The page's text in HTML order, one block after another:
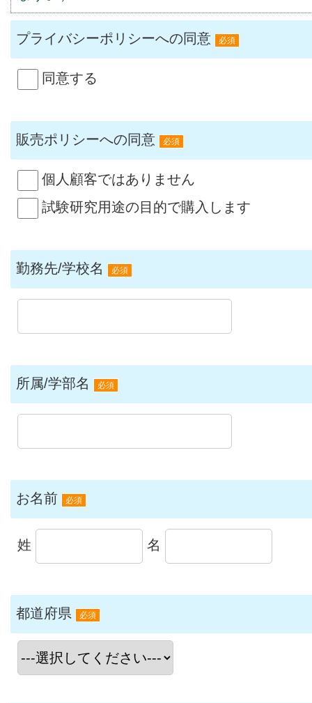
プライバシーポリシーへの同意 必須
同意する
販売ポリシーへの同意 必須
個人顧客ではありません
試験研究用途の目的で購入します
勤務先/学校名 必須
所属/学部名 必須
お名前 必須
姓 名
都道府県 必須